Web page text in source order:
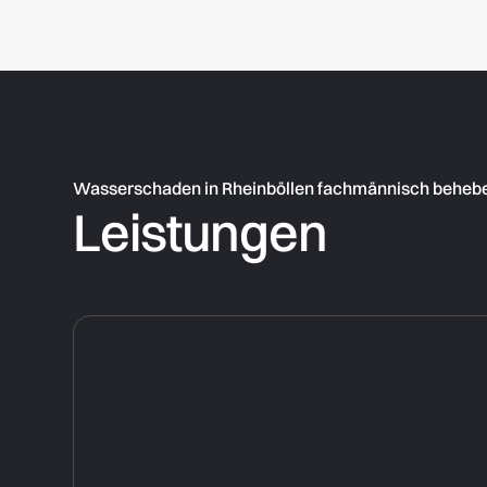
Wasserschaden in Rheinböllen fachmännisch
Leistungen